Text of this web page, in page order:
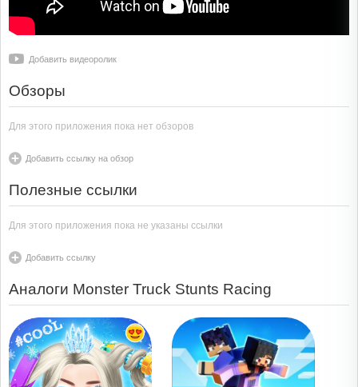
Добавить видеоролик
Обзоры
Для этого приложения пока нет обзоров
Добавить ссылку на обзор
Полезные ссылки
Для этого приложения пока не указаны ссылки
Добавить ссылку
Аналоги Monster Truck Stunts Racing